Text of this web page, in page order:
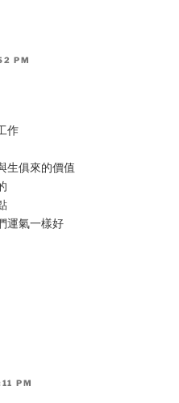
PM
作
生俱來的價值
運氣一樣好
PM